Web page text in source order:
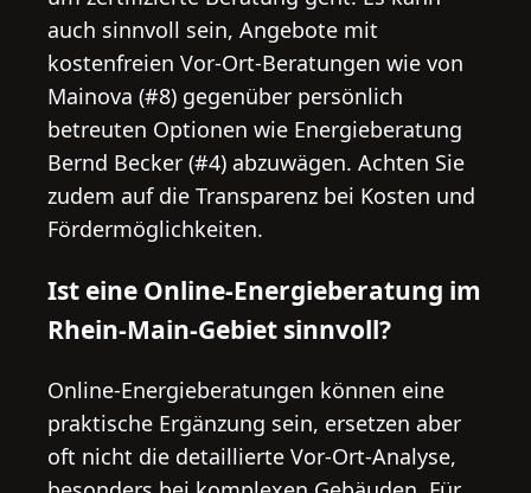
auch sinnvoll sein, Angebote mit
kostenfreien Vor-Ort-Beratungen wie von
Mainova (#8) gegenüber persönlich
betreuten Optionen wie Energieberatung
Bernd Becker (#4) abzuwägen. Achten Sie
zudem auf die Transparenz bei Kosten und
Fördermöglichkeiten.
Ist eine Online-Energieberatung im
Rhein-Main-Gebiet sinnvoll?
Online-Energieberatungen können eine
praktische Ergänzung sein, ersetzen aber
oft nicht die detaillierte Vor-Ort-Analyse,